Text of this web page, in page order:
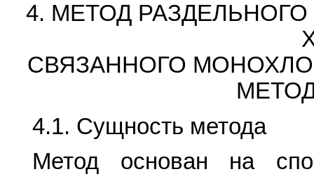
4. МЕТОД
СВЯЗАННОГО
4.1. Сущность метода
Метод основан на